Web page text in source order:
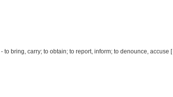
- to bring, carry; to obtain; to report, inform; to denounce, accuse [